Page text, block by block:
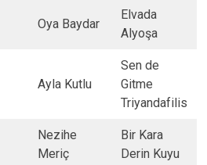
​Oya Baydar
​Elvada
Alyoşa
​Ayla Kutlu
​Sen de
Gitme
Triyandafilis
​Nezihe
Meriç
​Bir Kara
Derin Kuyu